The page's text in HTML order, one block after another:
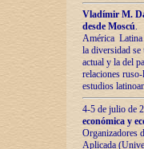
Vladímir М.
desde Moscú.
América Latina
la diversidad
actual у lа del
relaciones
estudios
4-5 de julio de
económica y
Organizadores
Aplicada